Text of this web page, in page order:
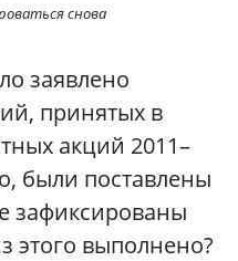
снова
заявлено
принятых в
акций 2011–
были поставлены
зафиксированы
этого выполнено?